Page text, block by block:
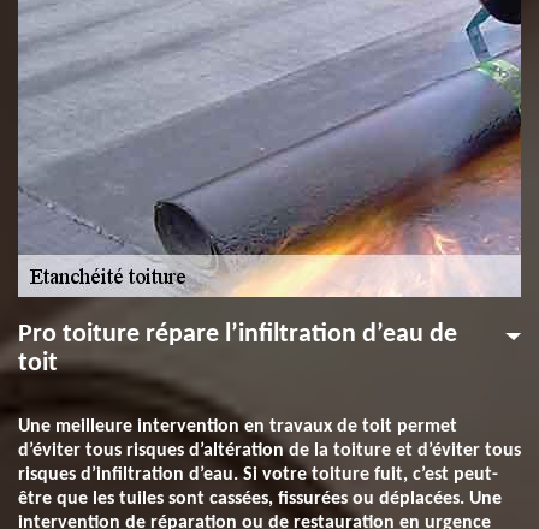
Pro toiture répare l’infiltration d’eau de
toit
Une meilleure intervention en travaux de toit permet
d’éviter tous risques d’altération de la toiture et d’éviter tous
risques d’infiltration d’eau. Si votre toiture fuit, c’est peut-
être que les tuiles sont cassées, fissurées ou déplacées. Une
intervention de réparation ou de restauration en urgence